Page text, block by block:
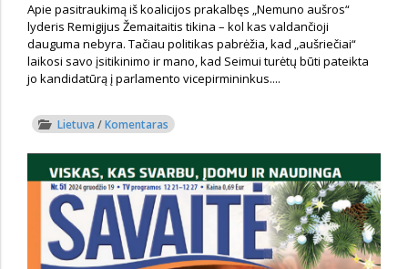
Apie pasitraukimą iš koalicijos prakalbęs „Nemuno aušros“
lyderis Remigijus Žemaitaitis tikina – kol kas valdančioji
dauguma nebyra. Tačiau politikas pabrėžia, kad „aušriečiai“
laikosi savo įsitikinimo ir mano, kad Seimui turėtų būti pateikta
jo kandidatūrą į parlamento vicepirmininkus....
Lietuva /Komentaras